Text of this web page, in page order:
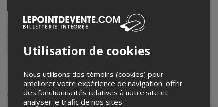
par
courriel
Lepointdevente.com agit à titre de mandataire pour
Pour plus d’information à propos de cet événement, veuillez
Achat de billets
Utilisation de cookies
Nous utilisons des témoins (cookies) pour
améliorer votre expérience de navigation, offrir
des fonctionnalités relatives à notre site et
analyser le trafic de nos sites.